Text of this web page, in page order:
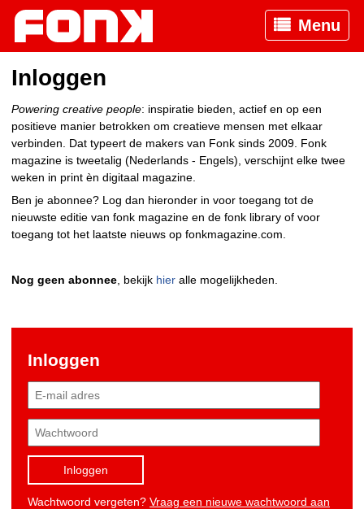
Menu
Inloggen
Powering creative people: inspiratie bieden, actief en op een
positieve manier betrokken om creatieve mensen met elkaar
verbinden. Dat typeert de makers van Fonk sinds 2009. Fonk
magazine is tweetalig (Nederlands - Engels), verschijnt elke twee
weken in print èn digitaal magazine.
Ben je abonnee? Log dan hieronder in voor toegang tot de
nieuwste editie van fonk magazine en de fonk library of voor
toegang tot het laatste nieuws op fonkmagazine.com.
Nog geen abonnee , bekijk hier alle mogelijkheden.
Inloggen
Inloggen
Wachtwoord vergeten? Vraag een nieuwe wachtwoord aan